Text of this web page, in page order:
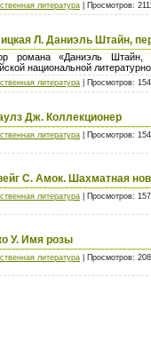
литература | Просмотров:
Л. Даниэль Штайн,
романа «Даниэль Штайн,
национальной
литература | Просмотров:
Дж. Коллекционер
литература | Просмотров:
С. Амок. Шахматная
литература | Просмотров:
У. Имя розы
литература | Просмотров: